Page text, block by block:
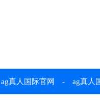
ag真人国际官网 - ag真人